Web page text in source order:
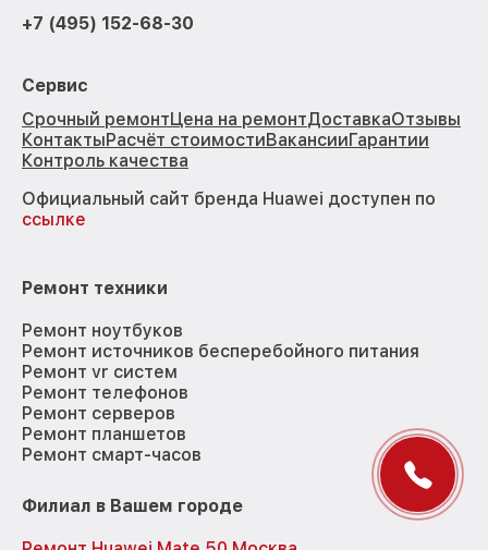
+7 (495) 152-68-30
Сервис
Срочный ремонтЦена на ремонтДоставкаОтзывы
КонтактыРасчёт стоимостиВакансииГарантии
Контроль качества
Официальный сайт бренда Huawei доступен по
ссылке
Ремонт техники
Ремонт ноутбуков
Ремонт источников бесперебойного питания
Ремонт vr систем
Ремонт телефонов
Ремонт серверов
Ремонт планшетов
Ремонт смарт-часов
Филиал в Вашем городе